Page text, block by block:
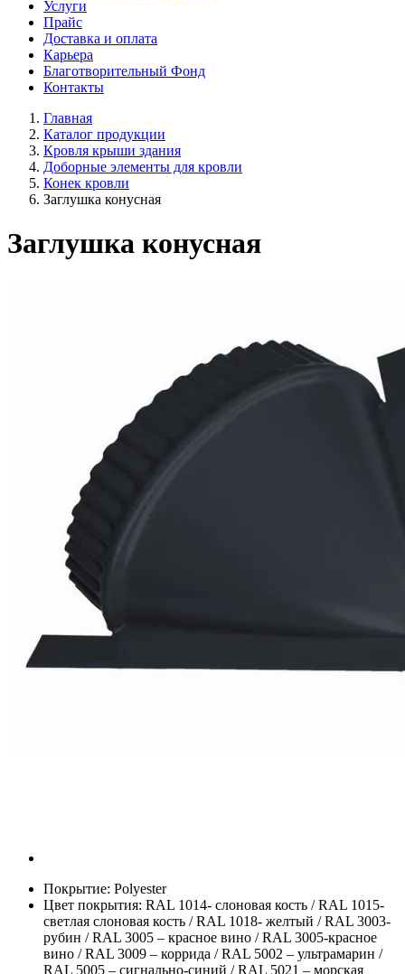
Услуги
Прайс
Доставка и оплата
Карьера
Благотворительный Фонд
Контакты
Главная
Каталог продукции
Кровля крыши здания
Доборные элементы для кровли
Конек кровли
Заглушка конусная
Заглушка конусная
Покрытие: Polyester
Цвет покрытия: RAL 1014- слоновая кость / RAL 1015-
светлая слоновая кость / RAL 1018- желтый / RAL 3003-
рубин / RAL 3005 – красное вино / RAL 3005-красное
вино / RAL 3009 – коррида / RAL 5002 – ультрамарин /
RAL 5005 – сигнально-синий / RAL 5021 – морская